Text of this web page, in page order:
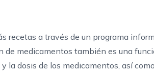
recetas a través de un programa
medicamentos también es una
la dosis de los medicamentos, así